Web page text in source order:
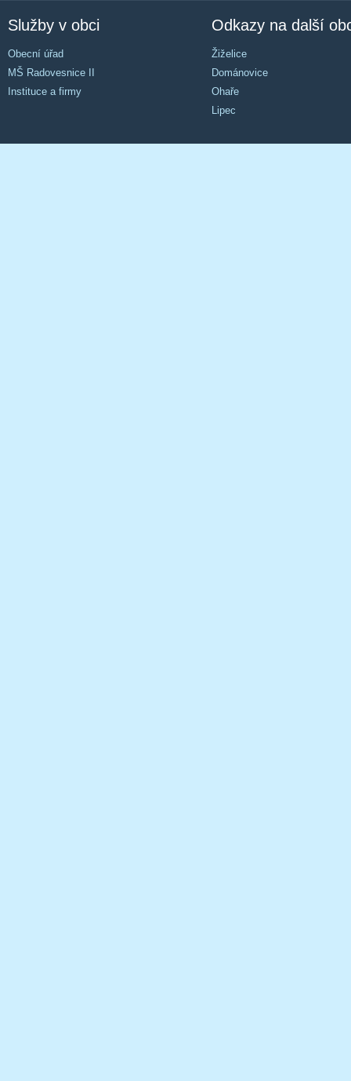
Služby v obci
Obecní úřad
MŠ Radovesnice II
Instituce a firmy
Odkazy na další
Žiželice
Dománovice
Ohaře
Lipec